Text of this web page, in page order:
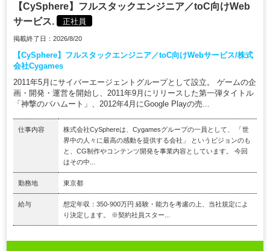
【CySphere】フルスタックエンジニア／toC向けWeb
サービス.
正社員
掲載終了日：2026/8/20
【CySphere】フルスタックエンジニア／toC向けWebサービス/株式
会社Cygames
2011年5月にサイバーエージェントグループとして設立。 ゲームの企
画・開発・運営を開始し、2011年9月にリリースした第一弾タイトル
「神撃のバハムート」、2012年4月にGoogle Playの売...
仕事内容
株式会社CySphereは、Cygamesグループの一員として、 「世
界中の人々に最高の感動を提供する会社」 というビジョンのも
と、CG制作やコンテンツ開発を事業内容としています。 今回
はその中...
勤務地 東京都
給与
想定年収：350-900万円 経験・能力を考慮の上、当社規定によ
り決定します。 ※契約社員スター...